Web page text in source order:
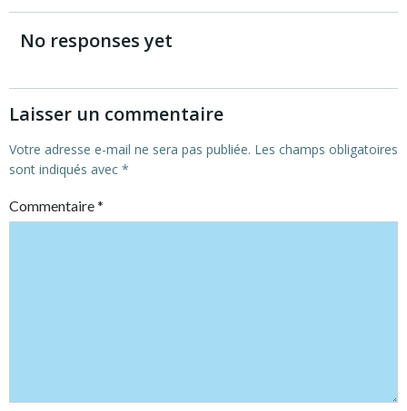
navigation
No responses yet
Laisser un commentaire
Votre adresse e-mail ne sera pas publiée. Les champs obligatoires
sont indiqués avec *
Commentaire*